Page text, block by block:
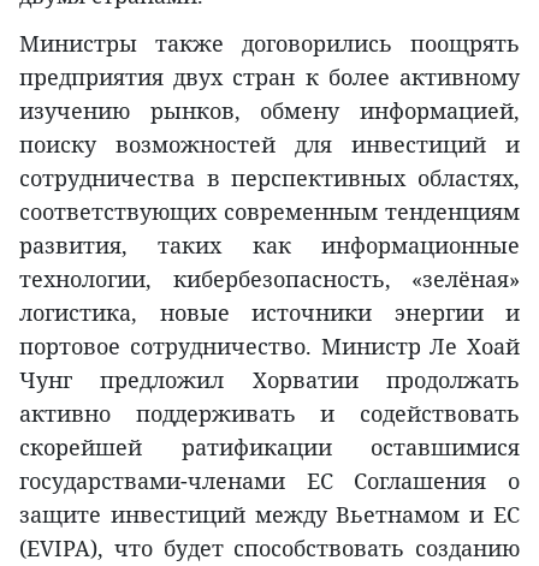
Министры также договорились поощрять
предприятия двух стран к более активному
изучению рынков, обмену информацией,
поиску возможностей для инвестиций и
сотрудничества в перспективных областях,
соответствующих современным тенденциям
развития, таких как информационные
технологии, кибербезопасность, «зелёная»
логистика, новые источники энергии и
портовое сотрудничество. Министр Ле Хоай
Чунг предложил Хорватии продолжать
активно поддерживать и содействовать
скорейшей ратификации оставшимися
государствами-членами ЕС Соглашения о
защите инвестиций между Вьетнамом и ЕС
(EVIPA), что будет способствовать созданию